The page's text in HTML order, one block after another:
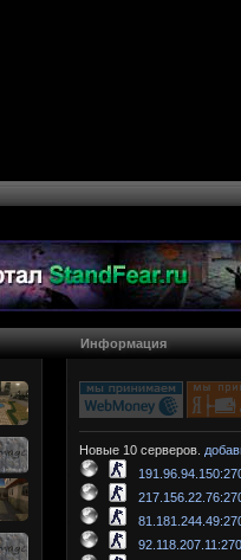
Информация
Новые 10 серверов.